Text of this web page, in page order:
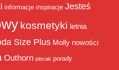
informacje inspiracje Jesteś
kosmetyki letnia
Size Plus Molly nowości
Outhorn plecak porady